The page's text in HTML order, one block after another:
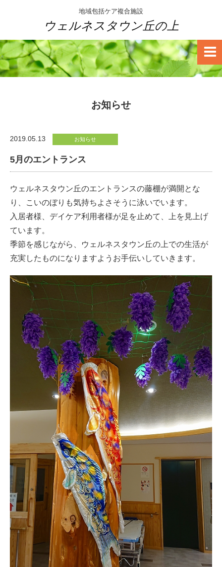
地域包括ケア複合施設
ウェルネスタウン丘の上
お知らせ
2019.05.13 お知らせ
5月のエントランス
ウェルネスタウン丘のエントランスの藤棚が満開とな
り、こいのぼりも気持ちよさそうに泳いでいます。
入居者様、デイケア利用者様が足を止めて、上を見上げ
ています。
季節を感じながら、ウェルネスタウン丘の上での生活が
充実したものになりますようお手伝いしていきます。